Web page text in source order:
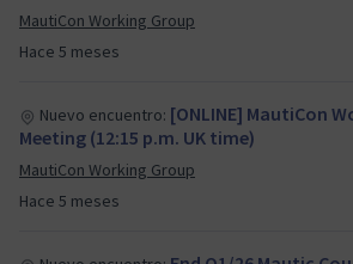
Hace 5 meses
MautiCon Working Group
Hace 5 meses
Nuevo encuentro: [ONLINE] MautiCon
Meeting (12:15 p.m. UK time)
MautiCon Working Group